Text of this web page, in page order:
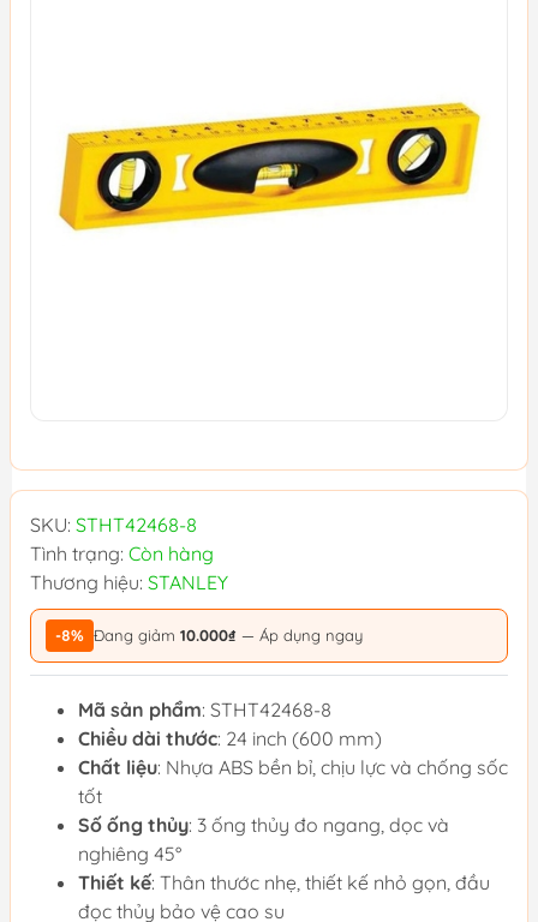
SKU: STHT42468-8
Tình trạng: Còn hàng
Thương hiệu: STANLEY
-8% Đang giảm 10.000₫ — Áp dụng ngay
Mã sản phẩm: STHT42468-8
Chiều dài thước: 24 inch (600 mm)
Chất liệu: Nhựa ABS bền bỉ, chịu lực và chống sốc
tốt
Số ống thủy: 3 ống thủy đo ngang, dọc và
nghiêng 45°
Thiết kế: Thân thước nhẹ, thiết kế nhỏ gọn, đầu
đọc thủy bảo vệ cao su